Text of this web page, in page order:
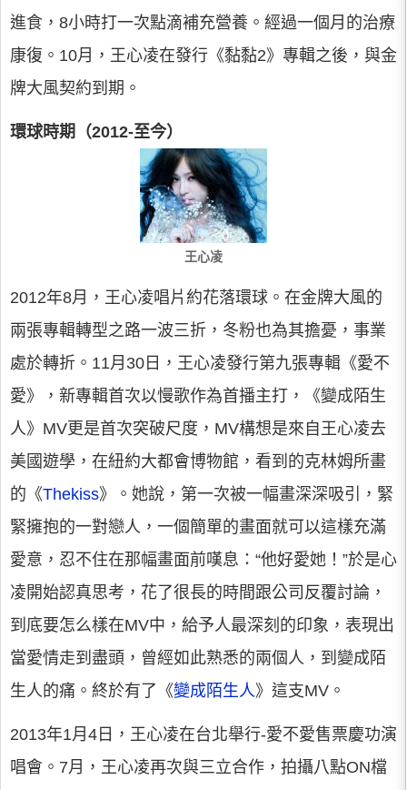
進食，8小時打一次點滴補充營養。經過一個月的治療
康復。10月，王心凌在發行《黏黏2》專輯之後，與金
牌大風契約到期。
環球時期（2012-至今）
王心凌
2012年8月，王心凌唱片約花落環球。在金牌大風的
兩張專輯轉型之路一波三折，冬粉也為其擔憂，事業
處於轉折。11月30日，王心凌發行第九張專輯《愛不
愛》，新專輯首次以慢歌作為首播主打，《變成陌生
人》MV更是首次突破尺度，MV構想是來自王心凌去
美國遊學，在紐約大都會博物館，看到的克林姆所畫
的《Thekiss》。她說，第一次被一幅畫深深吸引，緊
緊擁抱的一對戀人，一個簡單的畫面就可以這樣充滿
愛意，忍不住在那幅畫面前嘆息：“他好愛她！”於是心
凌開始認真思考，花了很長的時間跟公司反覆討論，
到底要怎么樣在MV中，給予人最深刻的印象，表現出
當愛情走到盡頭，曾經如此熟悉的兩個人，到變成陌
生人的痛。終於有了《變成陌生人》這支MV。
2013年1月4日，王心凌在台北舉行-愛不愛售票慶功演
唱會。7月，王心凌再次與三立合作，拍攝八點ON檔